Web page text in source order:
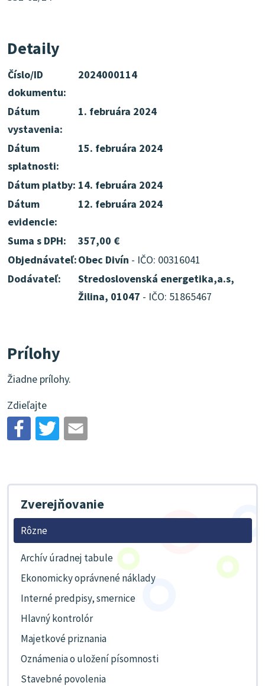
Detaily
Číslo/ID
dokumentu:
2024000114
Dátum
vystavenia:
1. februára 2024
Dátum
splatnosti:
15. februára 2024
Dátum platby: 14. februára 2024
Dátum
evidencie:
12. februára 2024
Suma s DPH:
357,00 €
Objednávateľ:Obec Divín - IČO: 00316041
Dodávateľ:
Stredoslovenská energetika,a.s,
Žilina, 01047 - IČO: 51865467
Prílohy
Žiadne prílohy.
Zdieľajte
Zverejňovanie
Rôzne
Archív úradnej tabule
Ekonomicky oprávnené náklady
Interné predpisy, smernice
Hlavný kontrolór
Majetkové priznania
Oznámenia o uložení písomnosti
Stavebné povolenia